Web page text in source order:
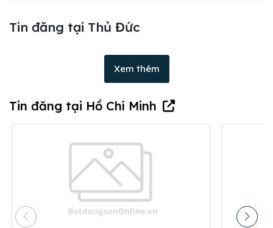
Tin đăng tại Thủ Đức
Xem thêm
Tin đăng tại Hồ Chí Minh